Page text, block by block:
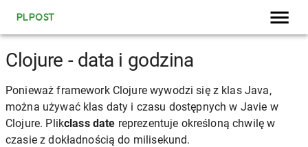
PLPOST
Clojure - data i godzina
Ponieważ framework Clojure wywodzi się z klas Java,
można używać klas daty i czasu dostępnych w Javie w
Clojure. Plikclass date reprezentuje określoną chwilę w
czasie z dokładnością do milisekund.